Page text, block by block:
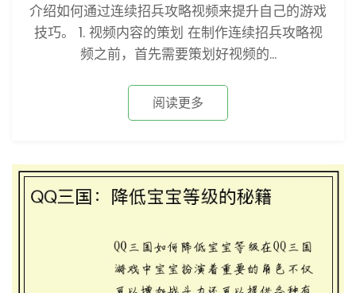
介绍如何通过连续招兵攻略视频来提升自己的游戏
技巧。 1. 视频内容的策划 在制作连续招兵攻略视
频之前，首先需要策划好视频的...
阅读更多